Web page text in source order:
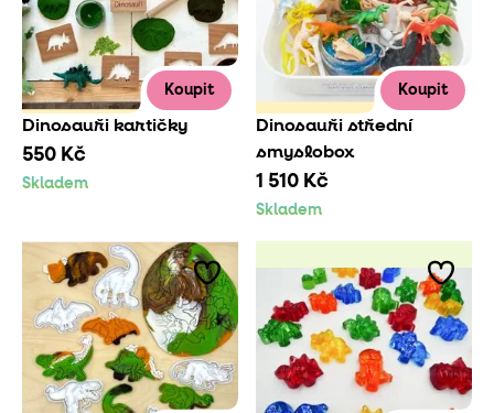
Koupit
Dinosauři kartičky
550 Kč
Skladem
Koupit
Dinosauři střední
smyslobox
1 510 Kč
Skladem